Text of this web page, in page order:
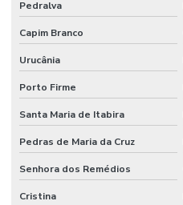
Pedralva
Capim Branco
Urucânia
Porto Firme
Santa Maria de Itabira
Pedras de Maria da Cruz
Senhora dos Remédios
Cristina